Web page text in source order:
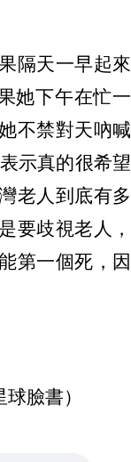
隔天一早起來
她下午在忙一
不禁對天吶喊
示真的很希望
老人到底有多
要歧視老人，
第一個死，因
臉書）